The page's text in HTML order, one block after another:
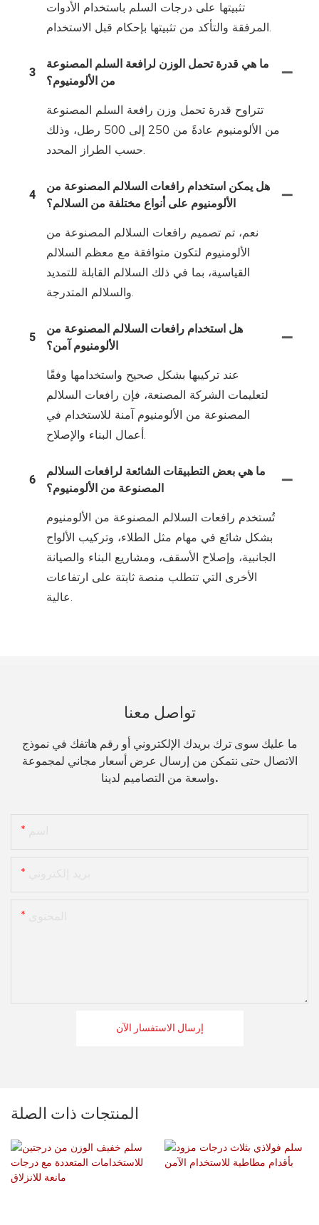
تثبيتها على درجات السلم باستخدام الأدوات
المرفقة والتأكد من تثبيتها بإحكام قبل الاستخدام.
3
ما هي قدرة تحمل الوزن لرافعة السلم المصنوعة
من الألومنيوم؟
تتراوح قدرة تحمل وزن رافعة السلم المصنوعة
من الألومنيوم عادةً من 250 إلى 500 رطل، وذلك
حسب الطراز المحدد.
4
هل يمكن استخدام رافعات السلالم المصنوعة من
الألومنيوم على أنواع مختلفة من السلالم؟
نعم، تم تصميم رافعات السلالم المصنوعة من
الألومنيوم لتكون متوافقة مع معظم السلالم
القياسية، بما في ذلك السلالم القابلة للتمديد
والسلالم المتدرجة.
5
هل استخدام رافعات السلالم المصنوعة من
الألومنيوم آمن؟
عند تركيبها بشكل صحيح واستخدامها وفقًا
لتعليمات الشركة المصنعة، فإن رافعات السلالم
المصنوعة من الألومنيوم آمنة للاستخدام في
أعمال البناء والإصلاح.
6
ما هي بعض التطبيقات الشائعة لرافعات السلالم
المصنوعة من الألومنيوم؟
تُستخدم رافعات السلالم المصنوعة من الألومنيوم
بشكل شائع في مهام مثل الطلاء، وتركيب الألواح
الجانبية، وإصلاح الأسقف، ومشاريع البناء والصيانة
الأخرى التي تتطلب منصة ثابتة على ارتفاعات
عالية.
تواصل معنا
ما عليك سوى ترك بريدك الإلكتروني أو رقم هاتفك في نموذج
الاتصال حتى نتمكن من إرسال عرض أسعار مجاني لمجموعة
واسعة من التصاميم لدينا.
إرسال الاستفسار الآن
المنتجات ذات الصلة